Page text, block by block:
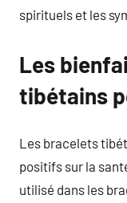
spirituels et les
Les
tibétains
Les bracelets
positifs sur la
utilisé dans les